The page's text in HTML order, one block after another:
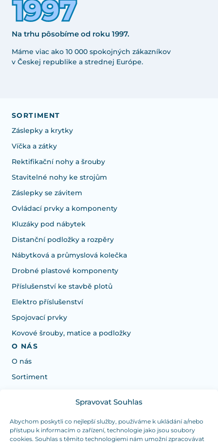
Spravovat Souhlas
Abychom poskytli co nejlepší služby, používáme k ukládání a/nebo
přístupu k informacím o zařízení, technologie jako jsou soubory
cookies. Souhlas s těmito technologiemi nám umožní zpracovávat
Na trhu pôsobíme od roku 1997.
Máme viac ako 10 000 spokojných zákazníkov
v Českej republike a strednej Európe.
SORTIMENT
Záslepky a krytky
Víčka a zátky
Rektifikační nohy a šrouby
Stavitelné nohy ke strojům
Záslepky se závitem
Ovládací prvky a komponenty
Kluzáky pod nábytek
Distanční podložky a rozpěry
Nábytková a průmyslová kolečka
Drobné plastové komponenty
Příslušenství ke stavbě plotů
Elektro příslušenství
Spojovací prvky
Kovové šrouby, matice a podložky
O NÁS
O nás
Sortiment
Potrebujete poradiť s výberom?
Sme tu pre vás Pondelok-Štvrtok od: 7:30 - 15:30 hod
a Piatok od 7:30 - 14:30 hod